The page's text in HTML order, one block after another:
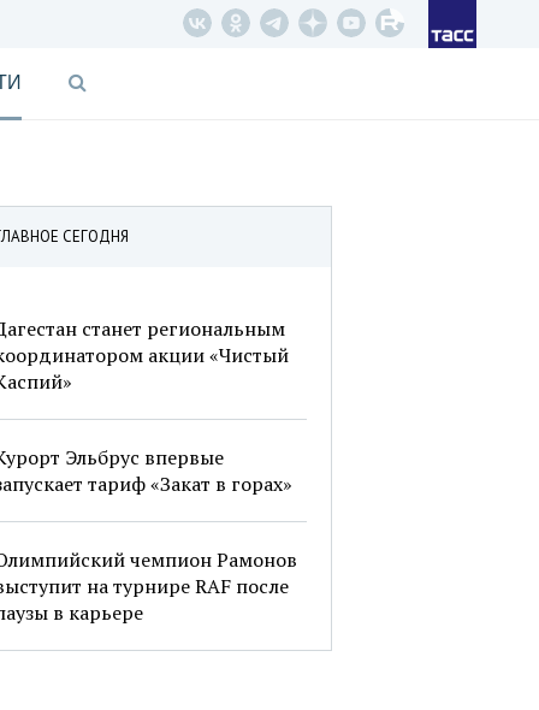
СЕГОДНЯ
станет региональным
акции «Чистый
Эльбрус впервые
тариф «Закат в горах»
чемпион Рамонов
на турнире RAF после
в карьере